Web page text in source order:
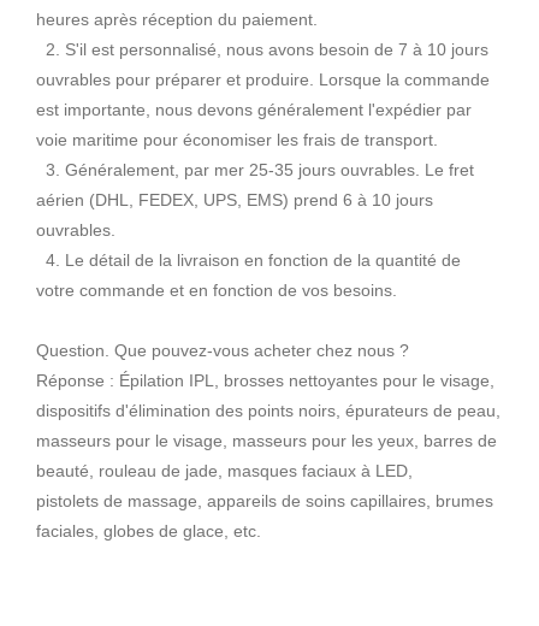
heures après réception du paiement.
2. S'il est personnalisé, nous avons besoin de 7 à 10 jours
ouvrables pour préparer et produire. Lorsque la commande
est importante, nous devons généralement l'expédier par
voie maritime pour économiser les frais de transport.
3. Généralement, par mer 25-35 jours ouvrables. Le fret
aérien (DHL, FEDEX, UPS, EMS) prend 6 à 10 jours
ouvrables.
4. Le détail de la livraison en fonction de la quantité de
votre commande et en fonction de vos besoins.
Question. Que pouvez-vous acheter chez nous ?
Réponse : Épilation IPL, brosses nettoyantes pour le visage,
dispositifs d'élimination des points noirs, épurateurs de peau,
masseurs pour le visage, masseurs pour les yeux, barres de
beauté, rouleau de jade, masques faciaux à LED,
pistolets de massage, appareils de soins capillaires, brumes
faciales, globes de glace, etc.